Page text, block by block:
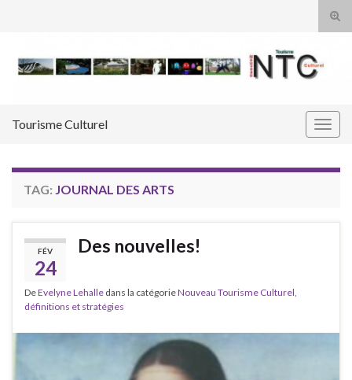
Tourisme Culturel
TAG: JOURNAL DES ARTS
FÉV
24
Des nouvelles!
DeEvelyne Lehalle dans la catégorieNouveau Tourisme Culturel,
définitions et stratégies